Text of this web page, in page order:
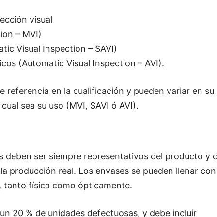
visual
– MVI)
Visual Inspection – SAVI)
(Automatic Visual Inspection – AVI).
referencia en la cualificación y pueden variar en su
sea su uso (MVI, SAVI ó AVI).
deben ser siempre representativos del producto y
producción real. Los envases se pueden llenar con
tanto física como ópticamente.
20 % de unidades defectuosas, y debe incluir